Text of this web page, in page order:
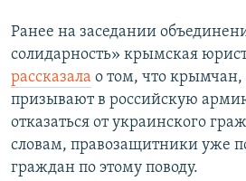
Ранее на заседании
солидарность» крымская
рассказала о том, что крымчан,
призывают в российскую
отказаться от украинского
словам, правозащитники уже
граждан по этому поводу.